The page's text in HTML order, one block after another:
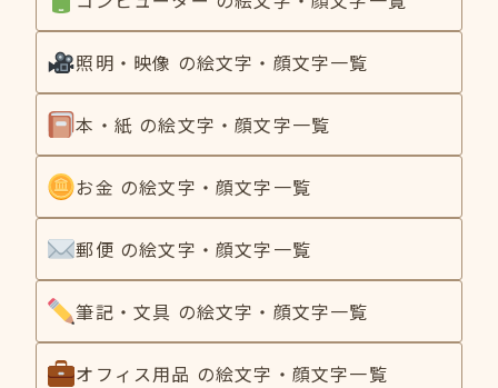
照明・映像 の絵文字・顔文字一覧
本・紙 の絵文字・顔文字一覧
お金 の絵文字・顔文字一覧
郵便 の絵文字・顔文字一覧
筆記・文具 の絵文字・顔文字一覧
オフィス用品 の絵文字・顔文字一覧